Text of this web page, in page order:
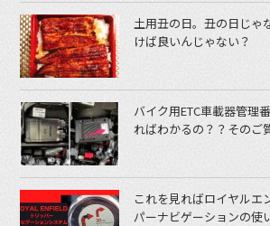
土用丑の日。丑の日じゃ
けば良いんじゃない？
バイク用ETC車載器管理
ればわかるの？？そのご
これを見ればロイヤルエ
パーナビゲーションの使